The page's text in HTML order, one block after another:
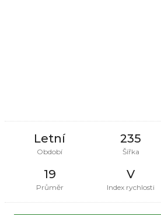
Letní
Období
235
Šířka
19
Průměr
V
Index rychlosti